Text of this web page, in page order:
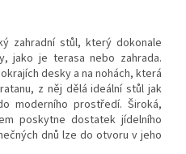
zahradní stůl, který dokonale
jako je terasa nebo zahrada.
desky a na nohách, která
z něj dělá ideální stůl jak
moderního prostředí. Široká,
poskytne dostatek jídelního
dnů lze do otvoru v jeho